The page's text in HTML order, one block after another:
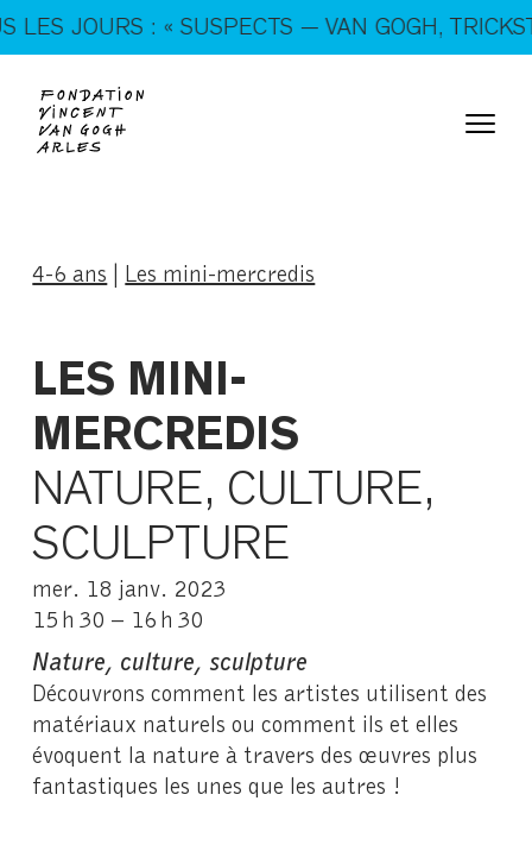
En ce moment, tous les jours : « SUSPECTS — VAN
GOGH, TRICKSTERS & CO. »
JOURS : « SUSPECTS — VAN GOGH,
4-6 ans | Les mini-mercredis
LES MINI-
MERCREDIS
NATURE, CULTURE,
SCULPTURE
mer. 18 janv. 2023
15 h 30 – 16 h 30
Nature, culture, sculpture
Découvrons comment les artistes utilisent des
matériaux naturels ou comment ils et elles
évoquent la nature à travers des œuvres plus
fantastiques les unes que les autres !